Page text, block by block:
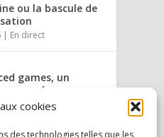
cookies
ou la bascule de
| En direct
games, un
assumé
|hors les murs